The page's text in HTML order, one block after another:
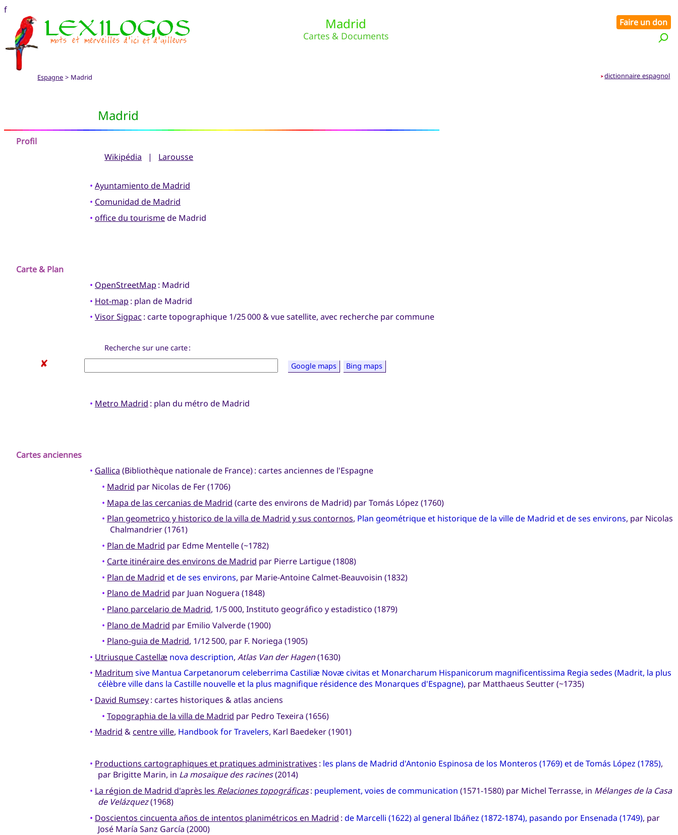
f
Madrid
Cartes & Documents
Faire un don
➤dictionnaire espagnol
Espagne > Madrid
Madrid
Profil
Wikipédia | Larousse
• Ayuntamiento de Madrid
• Comunidad de Madrid
• office du tourismede Madrid
Carte & Plan
• OpenStreetMap : Madrid
• Hot-map : plan de Madrid
• Visor Sigpac : carte topographique 1/25 000 & vue satellite, avec recherche par commune
Recherche sur une carte :
✘ Google maps Bing maps
• Metro Madrid : plan du métro de Madrid
Cartes anciennes
• Gallica (Bibliothèque nationale de France) : cartes anciennes de l'Espagne
• Madrid par Nicolas de Fer (1706)
• Mapa de las cercanias de Madrid (carte des environs de Madrid) par Tomás López (1760)
• Plan geometrico y historico de la villa de Madrid y sus contornos, Plan geométrique et historique de la ville de Madrid et de ses environs, par Nicolas
Chalmandrier (1761)
• Plan de Madrid par Edme Mentelle (~1782)
• Carte itinéraire des environs de Madrid par Pierre Lartigue (1808)
• Plan de Madrid et de ses environs, par Marie-Antoine Calmet-Beauvoisin (1832)
• Plano de Madrid par Juan Noguera (1848)
• Plano parcelario de Madrid, 1/5 000, Instituto geográfico y estadistico (1879)
• Plano de Madrid par Emilio Valverde (1900)
• Plano-guia de Madrid, 1/12 500, par F. Noriega (1905)
• Utriusque Castellæ nova description, Atlas Van der Hagen(1630)
• Madritum sive Mantua Carpetanorum celeberrima Castiliæ Novæ civitas et Monarcharum Hispanicorum magnificentissima Regia sedes (Madrit, la plus
célèbre ville dans la Castille nouvelle et la plus magnifique résidence des Monarques d'Espagne), par Matthaeus Seutter (~1735)
• David Rumsey: cartes historiques & atlas anciens
• Topographia de la villa de Madrid par Pedro Texeira (1656)
• Madrid &centre ville, Handbook for Travelers, Karl Baedeker (1901)
• Productions cartographiques et pratiques administratives : les plans de Madrid d'Antonio Espinosa de los Monteros (1769) et de Tomás López (1785),
par Brigitte Marin, in La mosaïque des racines(2014)
• La région de Madrid d'après les Relaciones topográficas: peuplement, voies de communication (1571-1580) par Michel Terrasse, in Mélanges de la Casa
de Velázquez(1968)
• Doscientos cincuenta años de intentos planimétricos en Madrid : de Marcelli (1622) al general Ibáñez (1872-1874), pasando por Ensenada (1749), par
José María Sanz García (2000)